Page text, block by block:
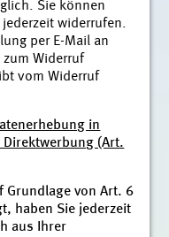
Sie können
widerrufen.
per E-Mail an
Widerruf
vom Widerruf
in
Direktwerbung (Art.
Grundlage von Art. 6
haben Sie jederzeit
aus Ihrer